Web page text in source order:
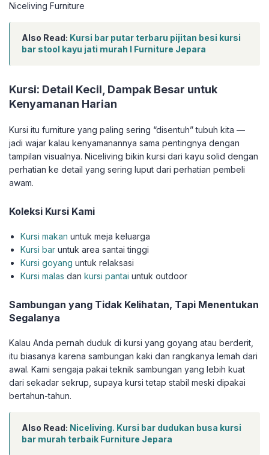
Niceliving Furniture
Also Read: Kursi bar putar terbaru pijitan besi kursi
bar stool kayu jati murah I Furniture Jepara
Kursi: Detail Kecil, Dampak Besar untuk
Kenyamanan Harian
Kursi itu furniture yang paling sering “disentuh” tubuh kita —
jadi wajar kalau kenyamanannya sama pentingnya dengan
tampilan visualnya. Niceliving bikin kursi dari kayu solid dengan
perhatian ke detail yang sering luput dari perhatian pembeli
awam.
Koleksi Kursi Kami
Kursi makan untuk meja keluarga
Kursi bar untuk area santai tinggi
Kursi goyang untuk relaksasi
Kursi malas dankursi pantai untuk outdoor
Sambungan yang Tidak Kelihatan, Tapi Menentukan
Segalanya
Kalau Anda pernah duduk di kursi yang goyang atau berderit,
itu biasanya karena sambungan kaki dan rangkanya lemah dari
awal. Kami sengaja pakai teknik sambungan yang lebih kuat
dari sekadar sekrup, supaya kursi tetap stabil meski dipakai
bertahun-tahun.
Also Read: Niceliving. Kursi bar dudukan busa kursi
bar murah terbaik Furniture Jepara